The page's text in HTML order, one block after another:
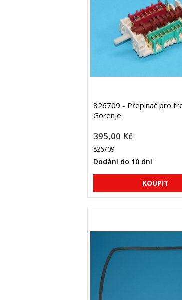
826709 - Přepínač pro
Gorenje
395,00 Kč
826709
Dodání do 10 dní